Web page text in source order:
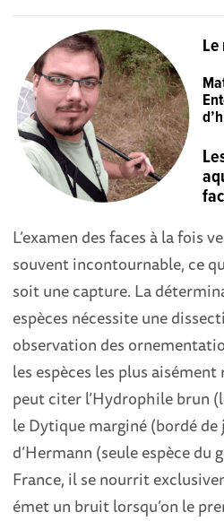
L’examen des faces à la fois
souvent incontournable, ce
soit une capture. La
espèces nécessite une
observation des
les espèces les plus
peut citer l’Hydrophile brun
le Dytique marginé (bordé
d’Hermann (seule espèce du
France, il se nourrit
émet un bruit lorsqu’on le